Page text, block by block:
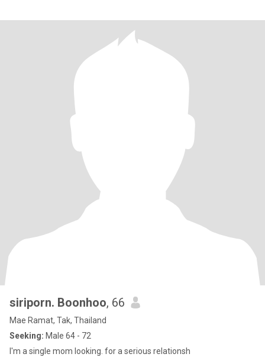
siriporn. Boonhoo, 66
Mae Ramat, Tak, Thailand
Seeking: Male 64 - 72
l'm a single mom looking. for a serious relationsh